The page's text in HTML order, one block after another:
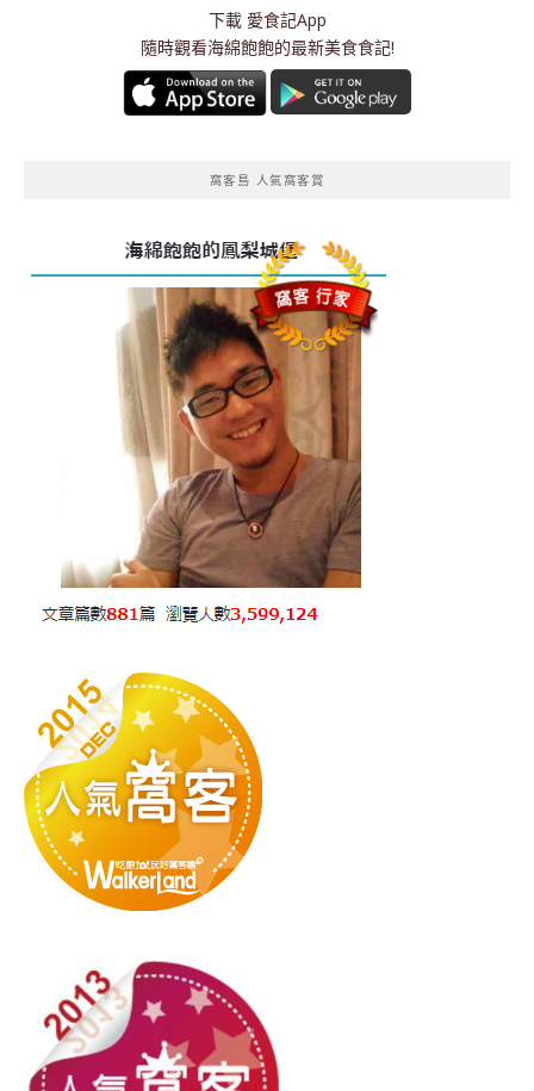
下載 愛食記App
隨時觀看海綿飽飽的最新美食食記!
窩客島 人氣窩客賞